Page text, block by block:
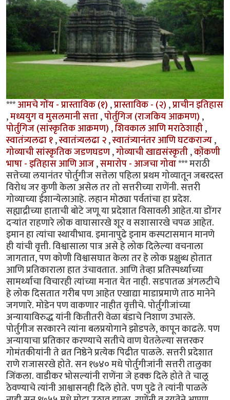
***आमचे गोंय - प्रास्ताविक (१),प्रास्ताविक - (२),प्राचीन इतिहास
,मध्ययुग व मुसलमानी सत्ता,पोर्तुगिज (राजकिय आक्रमण),
पोर्तुगिज (सांस्कृतिक आक्रमण),शिवकाल आणि मराठेशाही,
स्वातंत्र्यलढा १,स्वातंत्र्यलढा २,स्वातंत्र्यानंतर आणि घटकराज्य,
गोव्याची सांस्कृतिक जडणघडण,गोव्याची खाद्यसंस्कृती,को़ंकणी
भाषा - इतिहास आणि आज,समारोप - आजचा गोवा*** मराठी
सत्तेच्या लयानंतर पोर्तुगीज सत्तेला पहिला प्रथम गोव्यातून जबरदस्त
विरोध जर कुणी केला असेल तर तो सत्तरीच्या राणेंनी. सत्तरी
गोव्याच्या ईशान्येलाआहे. लहान मोठ्या पर्वतांचा हा प्रदेश.
सह्याद्रीच्या हाताची बोटे जणू या प्रदेशात विसावली आहेत.या डोंगर
दर्‍यांत राहणारे लोक वाघासारखे शूर व सशासारखे चपळ आहेत.
इमान हा त्यांचा स्थायीभाव. इमानापुढे इनाम कस्पटासमान मानणे
ही यांची वृत्ती. विश्वासाला पात्र असे हे लोक दिलेल्या वचनाला
जागतात, पण कोणी विश्वासघात केला तर हे लोक प्रक्षुब्ध होतात
आणि प्रतिकाराला हात उंचावतात. आणि तेव्हा प्रतिस्पर्ध्याच्या
सामर्थ्याचा विचारही त्यांच्या मनात येत नाही. सडपातळ अंगलटीचे
हे लोक दिसतात गरीब पण आहेत एखाद्या माडाप्रमाणे ताठ मानेने
जगणारे. मोडेन पण वाकणार नाहीत वृत्तीचे. पोर्तुगीजांच्या
अन्यायाविरुद्ध यांनी कितीतरी वेळा बंडाचे निशाण उभारले.
पोर्तुगीज सरकारने त्यांना बलप्रयोगाने झोडपले, कापून काढले. पण
अन्यायाचा प्रतिकार करण्याचे सतीचे वाण घेतलेल्या सत्तरकर
गोमंतकीयांनी ते व्रत निष्ठेने प्रत्येक पिढीत पाळले. सत्तरी प्रदेशात
राणे राजासरखे होते. सन १७४० मधे पोर्तुगीजांनी सत्तरी तालुका
जिंकला. वाडीकर भोसल्यांनी राणेंना जे हक्क दिले होते ते चालू
ठेवण्याचे त्यांनी आश्वासनही दिले होते. पण पुढे ते त्यांनी पाळले